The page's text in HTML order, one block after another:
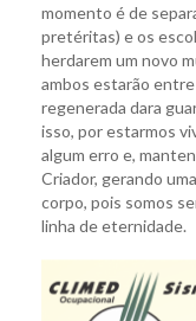
momento é de
pretéritas) e os
herdarem um novo
ambos estarão
regenerada dara
isso, por estarmos
algum erro e,
Criador, gerando
corpo, pois somos
linha de eternidade.